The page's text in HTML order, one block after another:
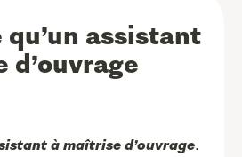
qu’un assistant
d’ouvrage
à maîtrise d’ouvrage.